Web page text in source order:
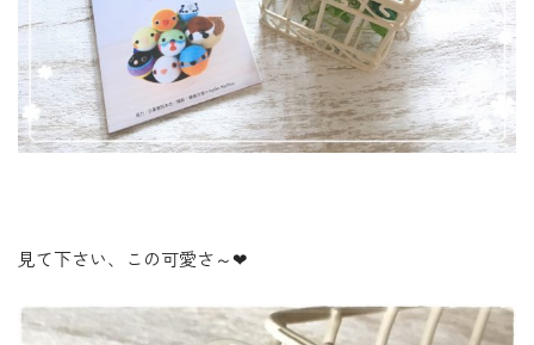
見て下さい、この可愛さ～❤